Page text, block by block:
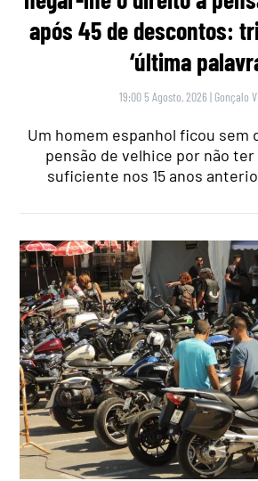
após 45 de descontos:
‘última
19:00 5 Agosto, 2026 | Gonçalo
Um homem espanhol ficou
pensão de velhice por não
suficiente nos 15 anos